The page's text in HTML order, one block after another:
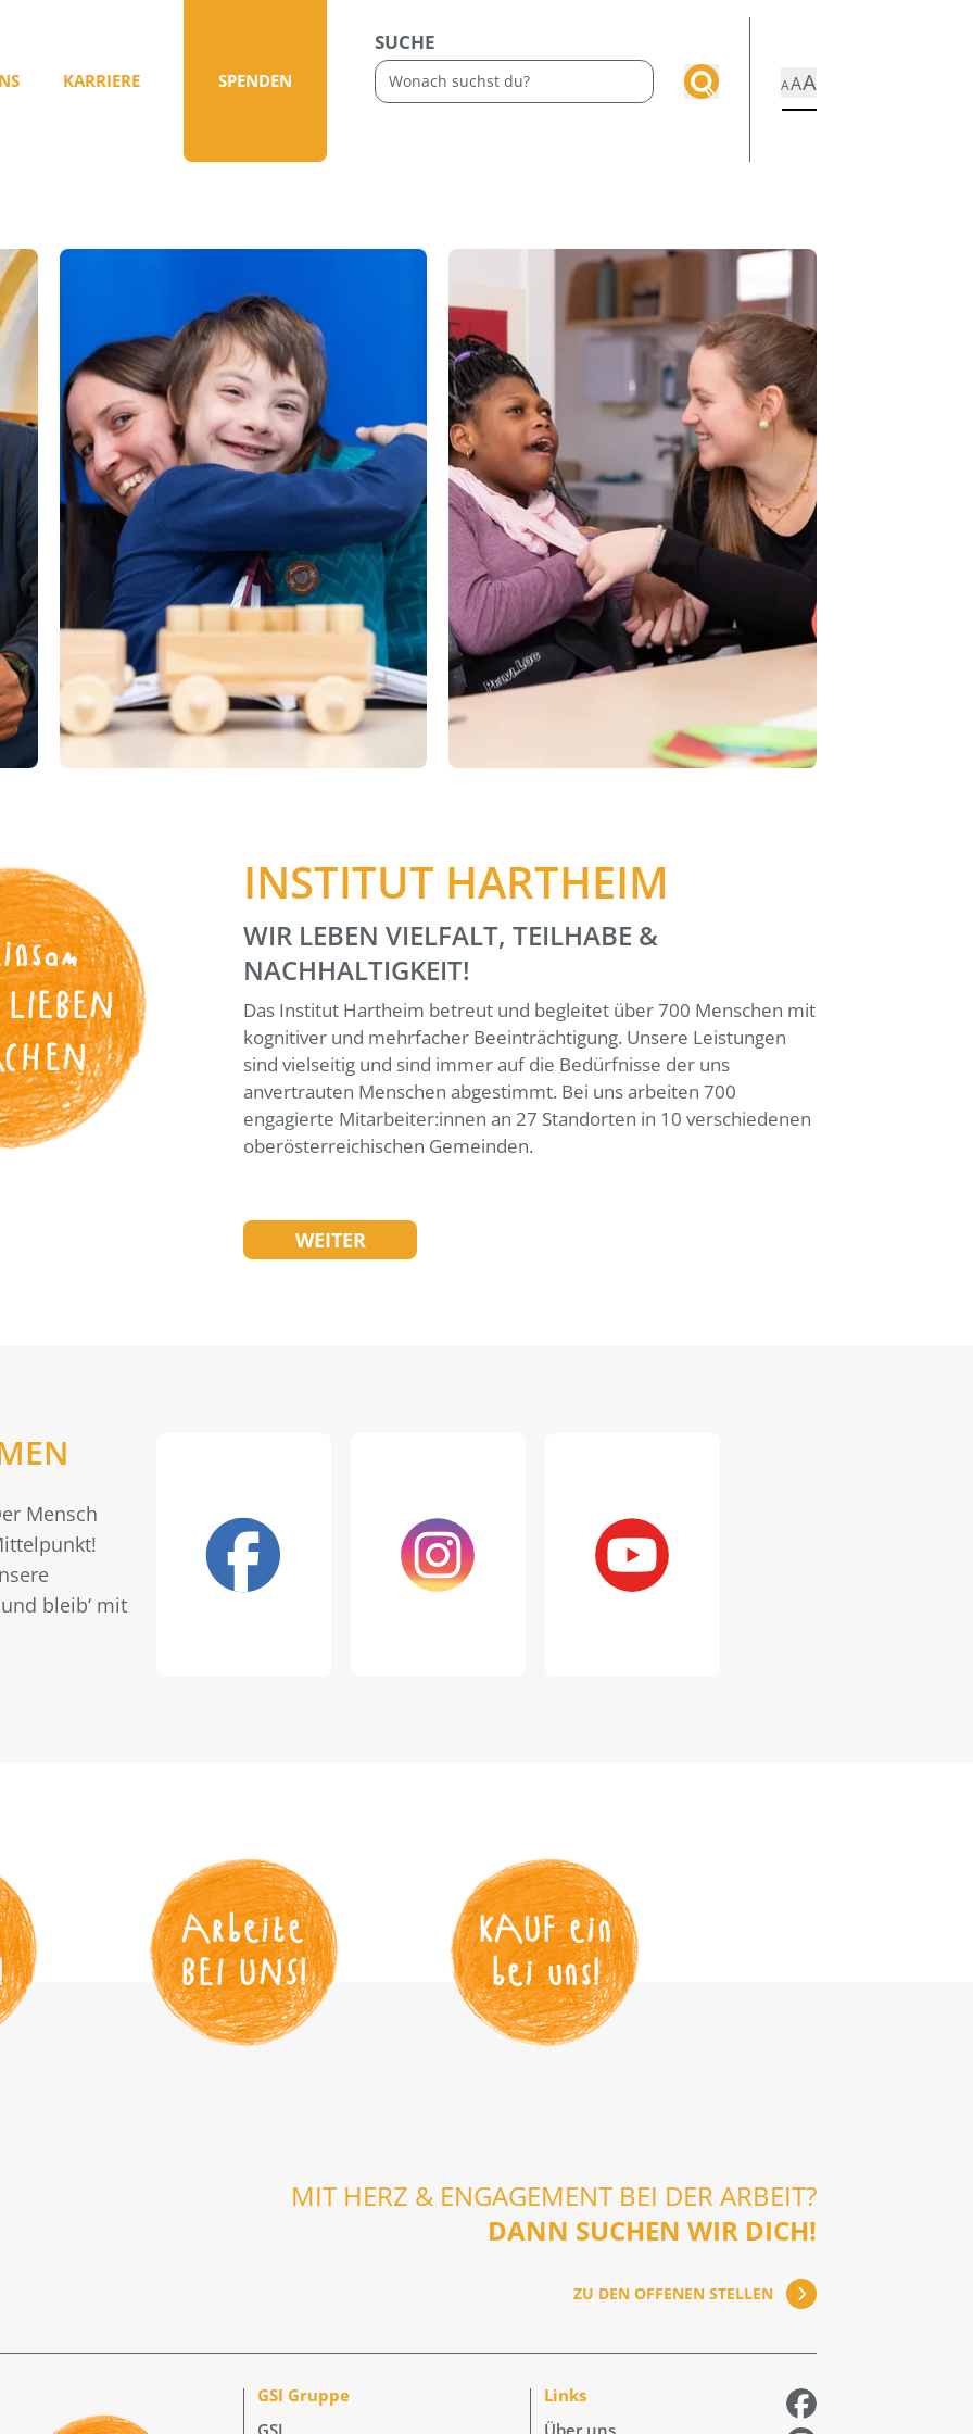
KARRIERE SPENDEN
SUCHE
AAA
INSTITUT HARTHEIM
WIR LEBEN VIELFALT, TEILHABE &
NACHHALTIGKEIT!
Das Institut Hartheim betreut und begleitet über 700 Menschen mit
kognitiver und mehrfacher Beeinträchtigung. Unsere Leistungen
sind vielseitig und sind immer auf die Bedürfnisse der uns
anvertrauten Menschen abgestimmt. Bei uns arbeiten 700
engagierte Mitarbeiter:innen an 27 Standorten in 10 verschiedenen
oberösterreichischen Gemeinden.
WEITER
Mensch
bleib‘ mit
Arbeite
BEI UNS!
KAUF ein
bei uns!
MIT HERZ & ENGAGEMENT BEI DER ARBEIT?
DANN SUCHEN WIR DICH!
ZU DEN OFFENEN STELLEN
GSI Gruppe
Links